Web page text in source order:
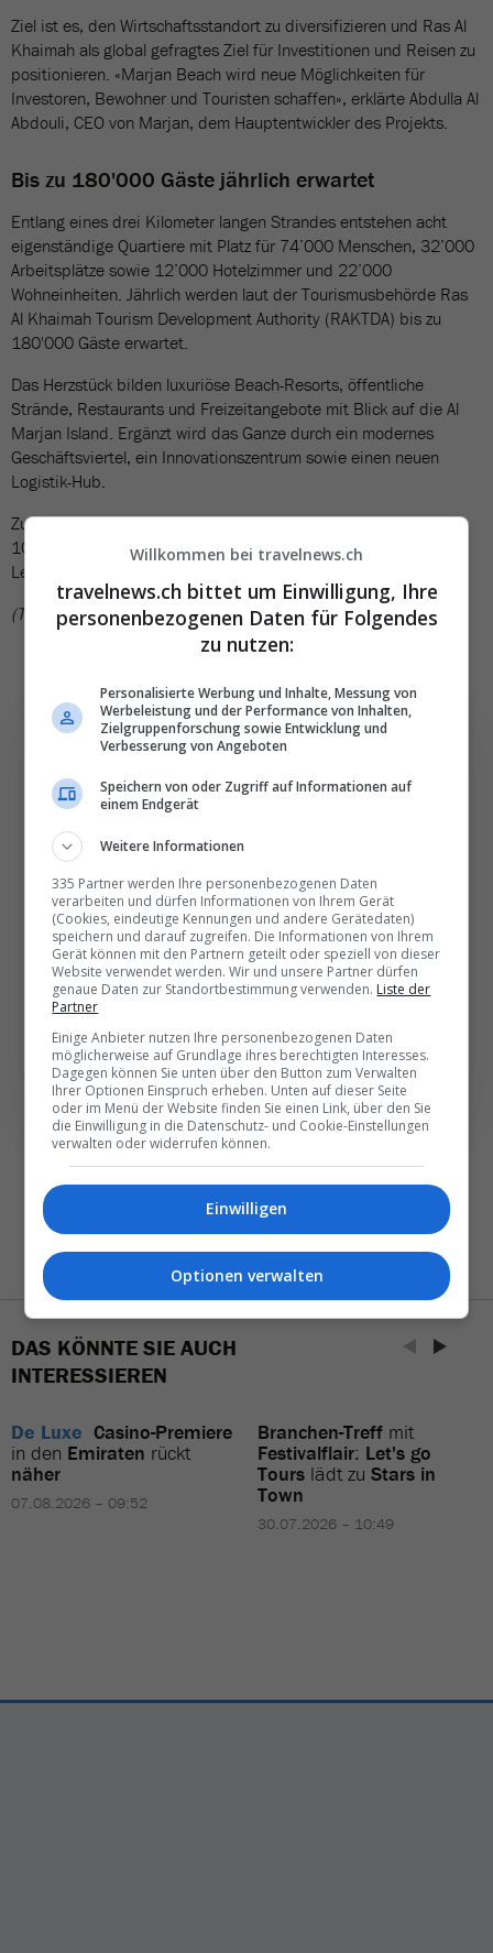
Ziel ist es, den Wirtschaftsstandort zu diversifizieren und Ras Al
Khaimah als global gefragtes Ziel für Investitionen und Reisen zu
positionieren. «Marjan Beach wird neue Möglichkeiten für
Investoren, Bewohner und Touristen schaffen», erklärte Abdulla Al
Abdouli, CEO von Marjan, dem Hauptentwickler des Projekts.
Bis zu 180'000 Gäste jährlich erwartet
Entlang eines drei Kilometer langen Strandes entstehen acht
eigenständige Quartiere mit Platz für 74’000 Menschen, 32’000
Arbeitsplätze sowie 12’000 Hotelzimmer und 22’000
Wohneinheiten. Jährlich werden laut der Tourismusbehörde Ras
Al Khaimah Tourism Development Authority (RAKTDA) bis zu
180'000 Gäste erwartet.
Das Herzstück bilden luxuriöse Beach-Resorts, öffentliche
Strände, Restaurants und Freizeitangebote mit Blick auf die Al
Marjan Island. Ergänzt wird das Ganze durch ein modernes
Geschäftsviertel, ein Innovationszentrum sowie einen neuen
Logistik-Hub.
Zudem sind grosszügige Grünanlagen auf einer Fläche von rund
100 Fussballfeldern eingeplant. Sie sollen Nachhaltigkeit und
Lebensqualität verbinden.
(TN)
Die wichtigsten und
besten News direkt in
Ihr E‑Mail-Postfach
Täglich oder wöchentlich, mit mehr Insights oder
weniger. Bei Travel­news haben Sie die Wahl.
DAS KÖNNTE SIE AUCH
INTERESSIEREN
De Luxe Casino-Premiere
in den Emiraten rückt
näher
07.08.2026 – 09:52
Branchen-Treff mit
Festivalflair: Let's go
Tours lädt zu Stars in
Town
30.07.2026 – 10:49
Willkommen bei travelnews.ch
travelnews.ch bittet um Einwilligung, Ihre
personenbezogenen Daten für Folgendes
zu nutzen:
Personalisierte Werbung und Inhalte, Messung von
Werbeleistung und der Performance von Inhalten,
Zielgruppenforschung sowie Entwicklung und
Verbesserung von Angeboten
Speichern von oder Zugriff auf Informationen auf
einem Endgerät
Weitere Informationen
335 Partner werden Ihre personenbezogenen Daten
verarbeiten und dürfen Informationen von Ihrem Gerät
(Cookies, eindeutige Kennungen und andere Gerätedaten)
speichern und darauf zugreifen. Die Informationen von Ihrem
Gerät können mit den Partnern geteilt oder speziell von dieser
Website verwendet werden. Wir und unsere Partner dürfen
genaue Daten zur Standortbestimmung verwenden. Liste der
Partner
Einige Anbieter nutzen Ihre personenbezogenen Daten
möglicherweise auf Grundlage ihres berechtigten Interesses.
Dagegen können Sie unten über den Button zum Verwalten
Ihrer Optionen Einspruch erheben. Unten auf dieser Seite
oder im Menü der Website finden Sie einen Link, über den Sie
die Einwilligung in die Datenschutz- und Cookie-Einstellungen
verwalten oder widerrufen können.
Einwilligen
Optionen verwalten